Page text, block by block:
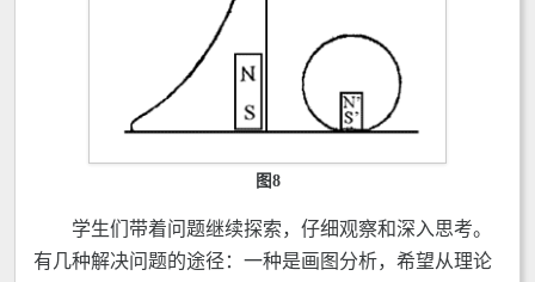
图8
学生们带着问题继续探索，仔细观察和深入思考。
有几种解决问题的途径：一种是画图分析，希望从理论